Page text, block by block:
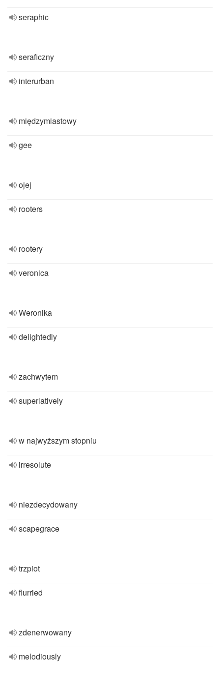
seraphic
seraficzny
interurban
międzymiastowy
gee
ojej
rooters
rootery
veronica
Weronika
delightedly
zachwytem
superlatively
w najwyższym stopniu
irresolute
niezdecydowany
scapegrace
trzpiot
flurried
zdenerwowany
melodiously